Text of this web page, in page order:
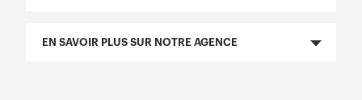
EN SAVOIR PLUS SUR NOTRE AGENCE